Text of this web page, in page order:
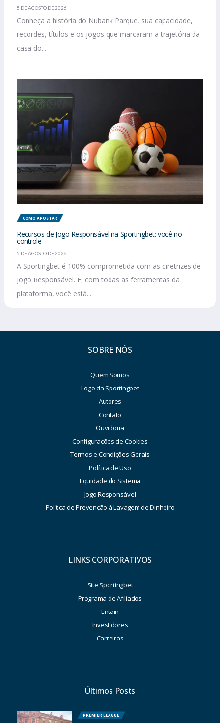
5 DE AGOSTO DE 2026
Conheça a história do Nubank Parque, sua capacidade,
recordes, títulos e os jogos que marcaram a trajetória da
casa do...
COMO APOSTAR
Recursos de Jogo Responsável na Sportingbet: você no
controle
5 DE AGOSTO DE 2026
A Sportingbet é 100% comprometida com as diretrizes de
Jogo Responsável. E, com todas as ferramentas da
plataforma, você está...
SOBRE NÓS
Quem Somos
Logo da Sportingbet
Autores
Contato
Ouvidoria
Configurações de Cookies
Termos e Condições Gerais
Política de Uso
Equidade do Sistema
Jogo Responsável
Política de Prevenção à Lavagem de Dinheiro
LINKS CORPORATIVOS
Site Sportingbet
Programa de Afiliados
Entain
Investidores
Carreiras
Últimos Posts
PREMIER LEAGUE